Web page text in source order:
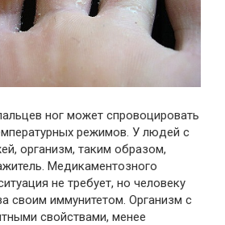
ног может спровоцировать
режимов. У людей с
организм, таким образом,
Медикаментозного
не требует, но человеку
своим иммунитетом. Организм с
свойствами, менее